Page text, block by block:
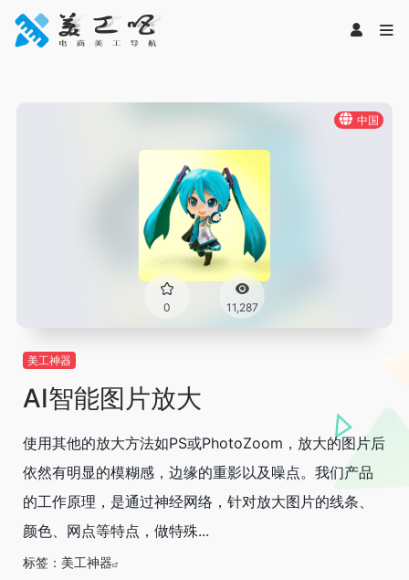
中国
0 11,287
美工神器
AI智能图片放大
使用其他的放大方法如PS或PhotoZoom，放大的图片后
依然有明显的模糊感，边缘的重影以及噪点。我们产品
的工作原理，是通过神经网络，针对放大图片的线条、
颜色、网点等特点，做特殊...
标签： 美工神器